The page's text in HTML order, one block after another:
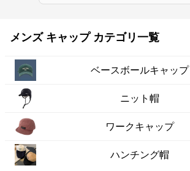
メンズ キャップ カテゴリ一覧
ベースボールキャップ
ニット帽
ワークキャップ
ハンチング帽